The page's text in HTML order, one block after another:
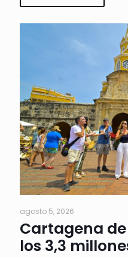
agosto 5, 2026
Cartagena
los 3,3